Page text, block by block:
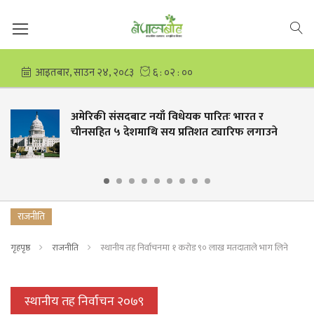
अमेरिकी संसदबाट नयाँ विधेयक पारितः भारत र
चीनसहित ५ देशमाथि सय प्रतिशत ट्यारिफ लगाउने
राजनीति
गृहपृष्ठ राजनीति स्थानीय तह निर्वाचनमा १ करोड ९० लाख मतदाताले भाग लिने
स्थानीय तह निर्वाचन २०७९